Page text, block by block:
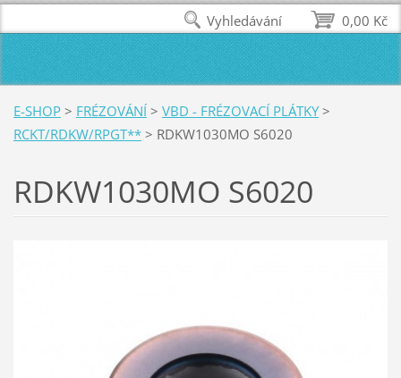
E-SHOP > FRÉZOVÁNÍ > VBD - FRÉZOVACÍ PLÁTKY >
RCKT/RDKW/RPGT** > RDKW1030MO S6020
RDKW1030MO S6020
0,00 Kč
Vyhledávání